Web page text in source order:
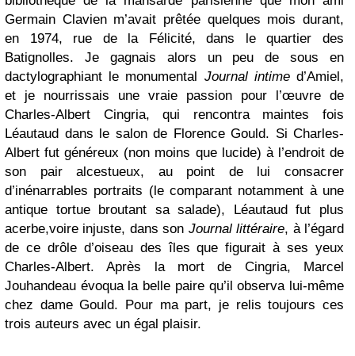
Germain Clavien m’avait prêtée quelques mois durant,
en 1974, rue de la Félicité, dans le quartier des
Batignolles. Je gagnais alors un peu de sous en
dactylographiant le monumental Journal intimed’Amiel,
et je nourrissais une vraie passion pour l’œuvre de
Charles-Albert Cingria, qui rencontra maintes fois
Léautaud dans le salon de Florence Gould. Si Charles-
Albert fut généreux (non moins que lucide) à l’endroit de
son pair alcestueux, au point de lui consacrer
d’inénarrables portraits (le comparant notamment à une
antique tortue broutant sa salade), Léautaud fut plus
acerbe,voire injuste, dans son Journal littéraire, à l’égard
de ce drôle d’oiseau des îles que figurait à ses yeux
Charles-Albert. Après la mort de Cingria, Marcel
Jouhandeau évoqua la belle paire qu’il observa lui-même
chez dame Gould. Pour ma part, je relis toujours ces
trois auteurs avec un égal plaisir.